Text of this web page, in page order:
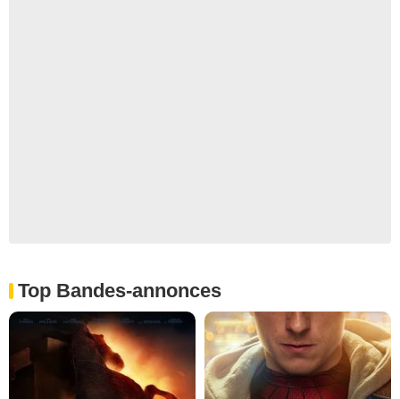
Top Bandes-annonces